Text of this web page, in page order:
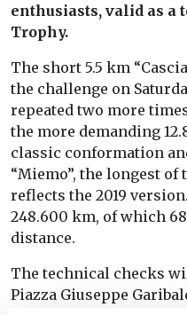
enthusiasts, valid as a
Trophy.
The short 5.5 km
the challenge on
repeated two more
the more demanding
classic conformation
“Miemo”, the longest
reflects the 2019
248.600 km, of which
distance.
The technical checks
Piazza Giuseppe